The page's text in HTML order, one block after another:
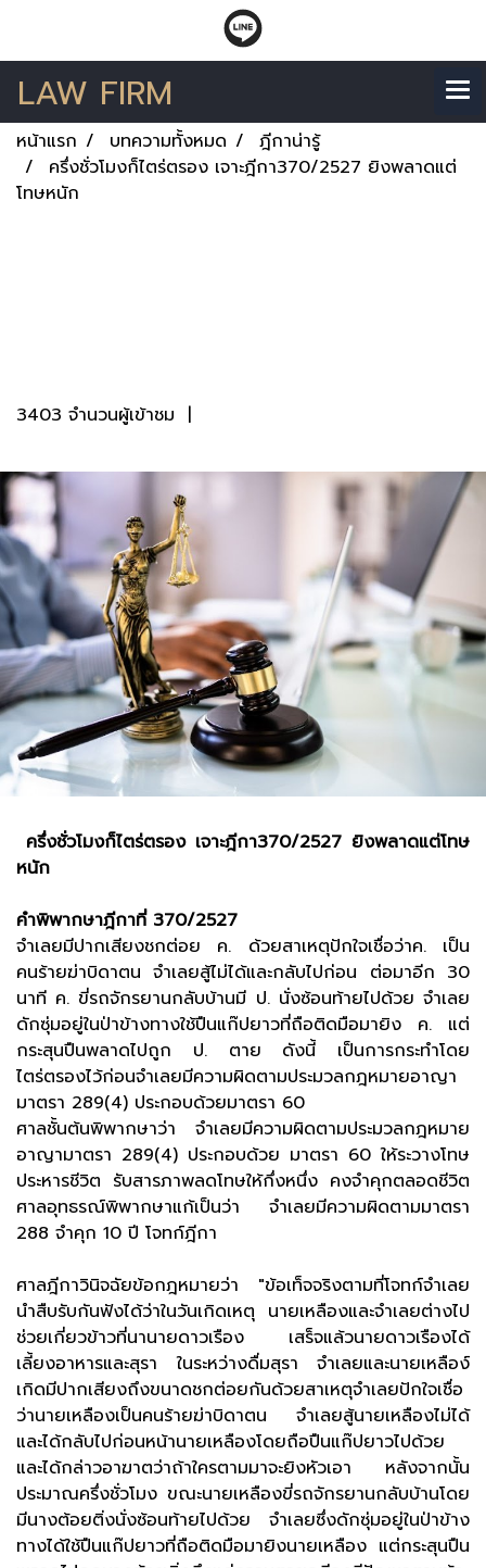
LAW FIRM
หน้าแรก บทความทั้งหมด
ฎีกาน่ารู้
ครึ่งชั่วโมงก็ไตร่ตรอง เจาะฎีกา370/2527 ยิงพลาดแต่
โทษหนัก
3403 จำนวนผู้เข้าชม |
ครึ่งชั่วโมงก็ไตร่ตรอง เจาะฎีกา370/2527 ยิงพลาดแต่โทษ
หนัก
คำพิพากษาฎีกาที่ 370/2527
จำเลยมีปากเสียงชกต่อย ค. ด้วยสาเหตุปักใจเชื่อว่าค. เป็น
คนร้ายฆ่าบิดาตน จำเลยสู้ไม่ได้และกลับไปก่อน ต่อมาอีก 30
นาที ค. ขี่รถจักรยานกลับบ้านมี ป. นั่งซ้อนท้ายไปด้วย จำเลย
ดักซุ่มอยู่ในป่าข้างทางใช้ปืนแก๊ปยาวที่ถือติดมือมายิง ค. แต่
กระสุนปืนพลาดไปถูก ป. ตาย ดังนี้ เป็นการกระทำโดย
ไตร่ตรองไว้ก่อนจำเลยมีความผิดตามประมวลกฎหมายอาญา
มาตรา 289(4) ประกอบด้วยมาตรา 60
ศาลชั้นต้นพิพากษาว่า จำเลยมีความผิดตามประมวลกฎหมาย
อาญามาตรา 289(4) ประกอบด้วย มาตรา 60 ให้ระวางโทษ
ประหารชีวิต รับสารภาพลดโทษให้กึ่งหนึ่ง คงจำคุกตลอดชีวิต
ศาลอุทธรณ์พิพากษาแก้เป็นว่า จำเลยมีความผิดตามมาตรา
288 จำคุก 10 ปี โจทก์ฎีกา
ศาลฎีกาวินิจฉัยข้อกฎหมายว่า "ข้อเท็จจริงตามที่โจทก์จำเลย
นำสืบรับกันฟังได้ว่าในวันเกิดเหตุ นายเหลืองและจำเลยต่างไป
ช่วยเกี่ยวข้าวที่นานายดาวเรือง เสร็จแล้วนายดาวเรืองได้
เลี้ยงอาหารและสุรา ในระหว่างดื่มสุรา จำเลยและนายเหลือง์
เกิดมีปากเสียงถึงขนาดชกต่อยกันด้วยสาเหตุจำเลยปักใจเชื่อ
ว่านายเหลืองเป็นคนร้ายฆ่าบิดาตน จำเลยสู้นายเหลืองไม่ได้
และได้กลับไปก่อนหน้านายเหลืองโดยถือปืนแก๊ปยาวไปด้วย
และได้กล่าวอาฆาตว่าถ้าใครตามมาจะยิงหัวเอา หลังจากนั้น
ประมาณครึ่งชั่วโมง ขณะนายเหลืองขี่รถจักรยานกลับบ้านโดย
มีนางต้อยติ่งนั่งซ้อนท้ายไปด้วย จำเลยซึ่งดักซุ่มอยู่ในป่าข้าง
ทางได้ใช้ปืนแก๊ปยาวที่ถือติดมือมายิงนายเหลือง แต่กระสุนปืน